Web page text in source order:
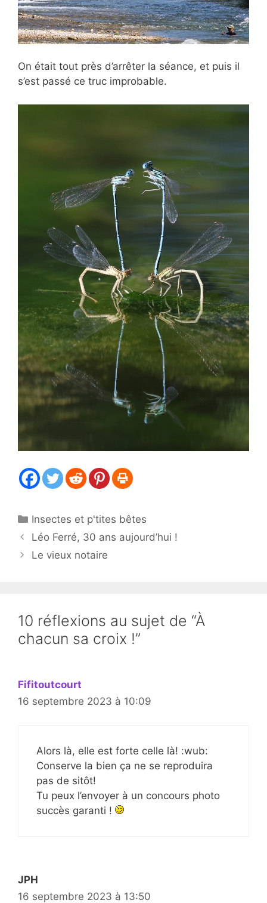
On était tout près d’arrêter la séance, et puis il
s’est passé ce truc improbable.
Catégories
Insectes et p'tites bêtes
Léo Ferré, 30 ans aujourd’hui !
Le vieux notaire
10 réflexions au sujet de “À
chacun sa croix !”
Fifitoutcourt
16 septembre 2023 à 10:09
Alors là, elle est forte celle là! :wub:
Conserve la bien ça ne se reproduira
pas de sitôt!
Tu peux l’envoyer à un concours photo
succès garanti !
JPH
16 septembre 2023 à 13:50